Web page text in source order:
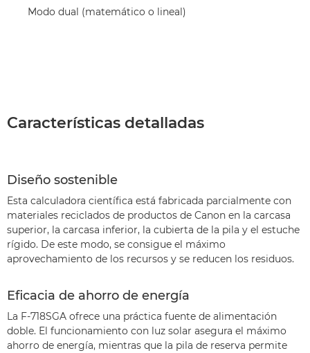
Modo dual (matemático o lineal)
Características detalladas
Diseño sostenible
Esta calculadora científica está fabricada parcialmente con
materiales reciclados de productos de Canon en la carcasa
superior, la carcasa inferior, la cubierta de la pila y el estuche
rígido. De este modo, se consigue el máximo
aprovechamiento de los recursos y se reducen los residuos.
Eficacia de ahorro de energía
La F-718SGA ofrece una práctica fuente de alimentación
doble. El funcionamiento con luz solar asegura el máximo
ahorro de energía, mientras que la pila de reserva permite